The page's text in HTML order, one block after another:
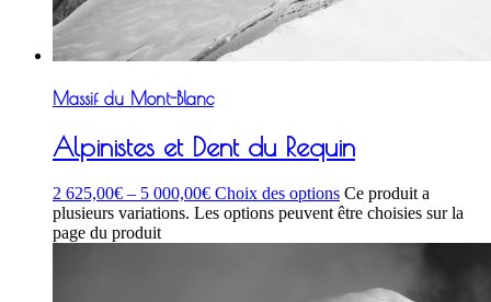
Massif du Mont-Blanc
Alpinistes et Dent du Requin
2 625,00€ – 5 000,00€ Choix des options Ce produit a
plusieurs variations. Les options peuvent être choisies sur la
page du produit